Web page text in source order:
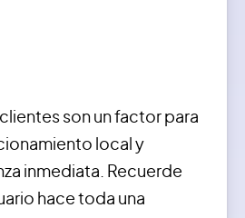
son un factor para
local y
inmediata. Recuerde
hace toda una